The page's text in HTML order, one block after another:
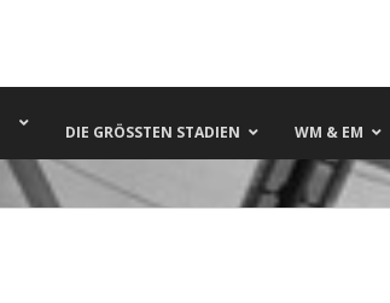
DIE GRÖSSTEN STADIEN WM & EM